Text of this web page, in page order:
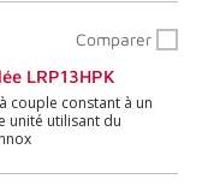
Comparer
LRP13HPK
couple constant à un
unité utilisant du